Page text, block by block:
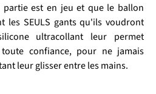
est en jeu et que le ballon
les SEULS gants qu'ils voudront
ultracollant leur permet
confiance, pour ne jamais
leur glisser entre les mains.